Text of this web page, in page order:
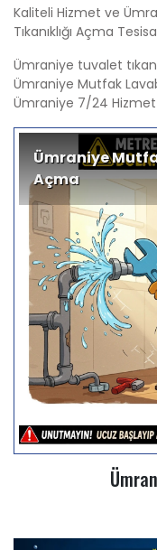
Kaliteli Hizmet ve
Tıkanıklığı Açma
Ümraniye tuvalet
Ümraniye Mutfak
Ümraniye 7/24 Hizmet
Ümraniye
Açma